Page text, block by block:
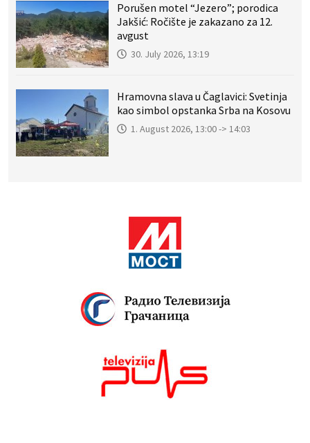
Porušen motel “Jezero”; porodica
Jakšić: Ročište je zakazano za 12.
avgust
30. July 2026, 13:19
Hramovna slava u Čaglavici: Svetinja
kao simbol opstanka Srba na Kosovu
1. August 2026, 13:00 -> 14:03